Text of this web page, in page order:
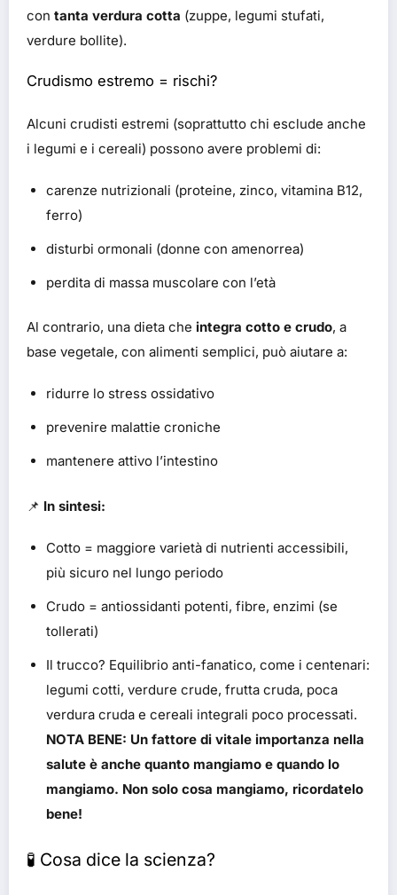
con tanta verdura cotta (zuppe, legumi stufati,
verdure bollite).
Crudismo estremo = rischi?
Alcuni crudisti estremi (soprattutto chi esclude anche
i legumi e i cereali) possono avere problemi di:
carenze nutrizionali (proteine, zinco, vitamina B12,
ferro)
disturbi ormonali (donne con amenorrea)
perdita di massa muscolare con l’età
Al contrario, una dieta che integra cotto e crudo, a
base vegetale, con alimenti semplici, può aiutare a:
ridurre lo stress ossidativo
prevenire malattie croniche
mantenere attivo l’intestino
📌 In sintesi:
Cotto = maggiore varietà di nutrienti accessibili,
più sicuro nel lungo periodo
Crudo = antiossidanti potenti, fibre, enzimi (se
tollerati)
Il trucco? Equilibrio anti-fanatico, come i centenari:
legumi cotti, verdure crude, frutta cruda, poca
verdura cruda e cereali integrali poco processati.
NOTA BENE: Un fattore di vitale importanza nella
salute è anche quanto mangiamo e quando lo
mangiamo. Non solo cosa mangiamo, ricordatelo
bene!
🧪 Cosa dice la scienza?